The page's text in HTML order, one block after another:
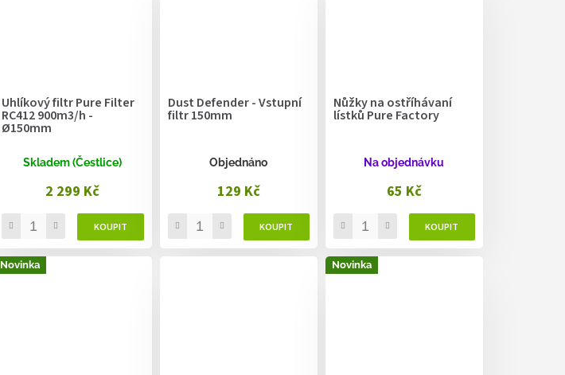
Uhlíkový filtr Pure Filter
RC412 900m3/h -
Ø150mm
Skladem (Čestlice)
2 299 Kč
Dust Defender - Vstupní
filtr 150mm
Objednáno
129 Kč
Nůžky na ostříhávaní
lístků Pure Factory
Na objednávku
65 Kč
Novinka Novinka